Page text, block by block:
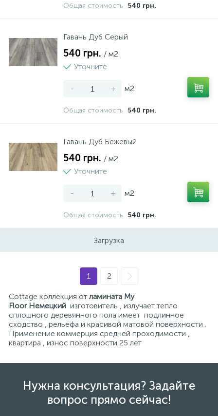
Общая стоимость 540 грн.
Гавань Дуб Серый
540 грн. / м2
Уточните
- + м2
Общая стоимость 540 грн.
Гавань Дуб Бежевый
540 грн. / м2
Уточните
- + м2
Общая стоимость 540 грн.
Загрузка
1 2
Cottage коллекция от ламината My
Floor Немецкий изготовитель , излучает тепло
сплошного деревянного пола имеет подлинное
сходство , рельефа и красивой матовой поверхности .
Применение коммерция средней проходимости ,
квартира , износ поверхности 25 лет
Нужна консультация? Задайте
вопрос прямо сейчас!